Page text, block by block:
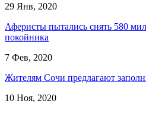
29 Янв, 2020
Аферисты пытались снять 580
покойника
7 Фев, 2020
Жителям Сочи предлагают
10 Ноя, 2020